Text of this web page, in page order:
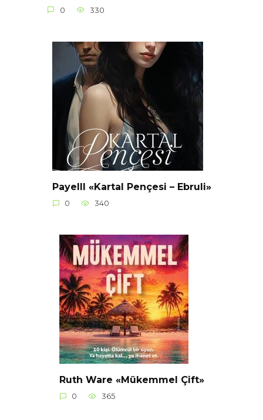
0 330
Payelll «Kartal Pençesi – Ebruli»
0 340
Ruth Ware «Mükemmel Çift»
0 365